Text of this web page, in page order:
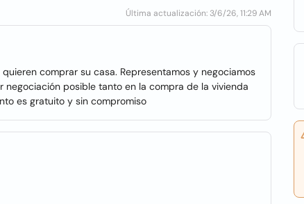
Última actualización: 3/6/26, 11:29 AM
comprar su casa. Representamos y negociamos
posible tanto en la compra de la vivienda
es gratuito y sin compromiso